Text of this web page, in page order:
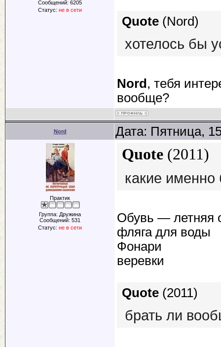
Сообщений: 6205
Статус: не в сети
Quote (Nord)
хотелось бы
Nord, тебя
вообще?
Nord Дата: Пятница,
Практик
Группа: Дружина
Сообщений: 531
Статус: не в сети
Quote (2011)
какие именно
Обувь — летняя
фляга для воды
Фонари
веревки
Quote (2011)
брать ли